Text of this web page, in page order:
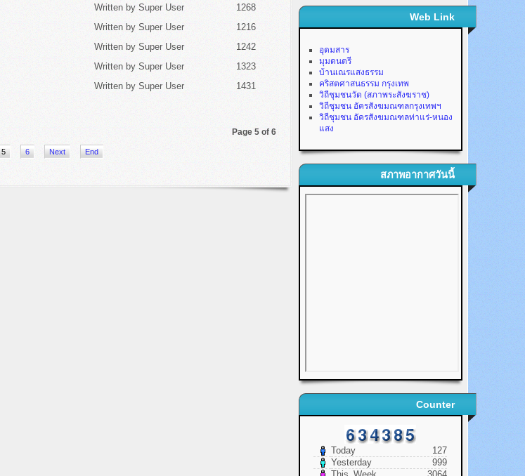
Written by Super User
1268
Written by Super User
1216
Written by Super User
1242
Written by Super User
1323
Written by Super User 1431
Page 5 of 6
5 6 Next End
Web Link
อุดมสาร
มุมดนตรี
บ้านเณรแสงธรรม
คริสตศาสนธรรม กรุงเทพ
วิถีชุมชนวัด (สภาพระสังฆราช)
วิถีชุมชน อัครสังฆมณฑลกรุงเทพฯ
วิถีชุมชน อัครสังฆมณฑลท่าแร่-หนอง
แสง
สภาพอากาศวันนี้
Counter
Today
127
Yesterday
999